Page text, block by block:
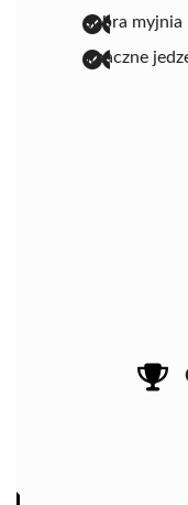
dobra myjnia
smaczne